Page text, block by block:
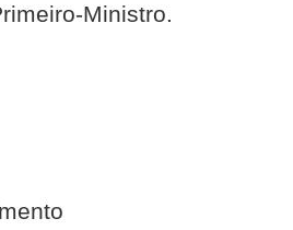
Ministro.